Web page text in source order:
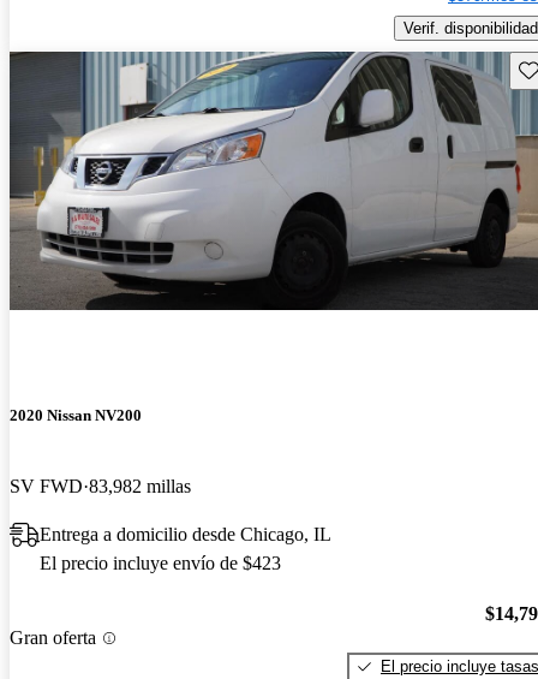
Verif. disponibilidad
2020 Nissan NV200
SV FWD 83,982 millas
Entrega a domicilio desde Chicago, IL
El precio incluye envío de $423
Gran oferta
El precio incluye tasas